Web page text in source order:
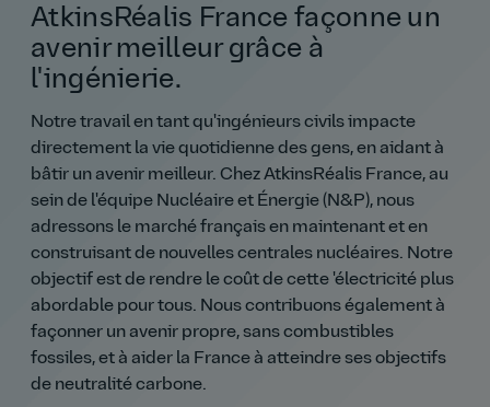
AtkinsRéalis France façonne un
avenir meilleur grâce à
l'ingénierie.
Notre travail en tant qu'ingénieurs civils impacte
directement la vie quotidienne des gens, en aidant à
bâtir un avenir meilleur. Chez AtkinsRéalis France, au
sein de l'équipe Nucléaire et Énergie (N&P), nous
adressons le marché français en maintenant et en
construisant de nouvelles centrales nucléaires. Notre
objectif est de rendre le coût de cette 'électricité plus
abordable pour tous. Nous contribuons également à
façonner un avenir propre, sans combustibles
fossiles, et à aider la France à atteindre ses objectifs
de neutralité carbone.